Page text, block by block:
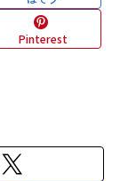
Pinterest